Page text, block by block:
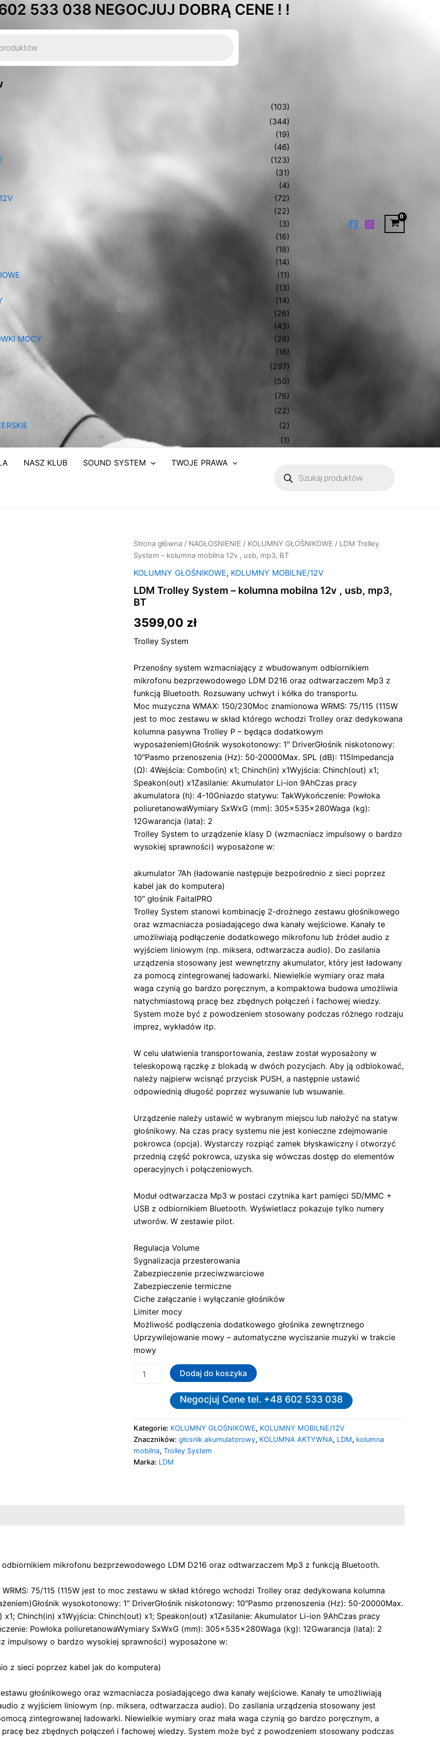
533 038 NEGOCJUJ DOBRĄ CENE ! !
(103)
(344)
(19)
(46)
(123)
(31)
(4)
(72)
(22)
(3)
(16)
(18)
(14)
(11)
(13)
(14)
(26)
(43)
MOCY
(26)
(16)
(297)
(50)
(76)
(22)
(2)
(1)
NASZ KLUB SOUND SYSTEM TWOJE PRAWA
produktów
Strona główna / NAGŁOSNIENIE / KOLUMNY GŁOŚNIKOWE / LDM Trolley
System – kolumna mobilna 12v , usb, mp3, BT
KOLUMNY GŁOŚNIKOWE, KOLUMNY MOBILNE/12V
LDM Trolley System – kolumna mobilna 12v , usb, mp3,
BT
3599,00 zł
Trolley System
Przenośny system wzmacniający z wbudowanym odbiornikiem
mikrofonu bezprzewodowego LDM D216 oraz odtwarzaczem Mp3 z
funkcją Bluetooth. Rozsuwany uchwyt i kółka do transportu.
Moc muzyczna WMAX: 150/230Moc znamionowa WRMS: 75/115 (115W
jest to moc zestawu w skład którego wchodzi Trolley oraz dedykowana
kolumna pasywna Trolley P – będąca dodatkowym
wyposażeniem)Głośnik wysokotonowy: 1″ DriverGłośnik niskotonowy:
10″Pasmo przenoszenia (Hz): 50-20000Max. SPL (dB): 115Impedancja
(Ω): 4Wejścia: Combo(in) x1; Chinch(in) x1Wyjścia: Chinch(out) x1;
Speakon(out) x1Zasilanie: Akumulator Li-ion 9AhCzas pracy
akumulatora (h): 4-10Gniazdo statywu: TakWykończenie: Powłoka
poliuretanowaWymiary SxWxG (mm): 305x535x280Waga (kg):
12Gwarancja (lata): 2
Trolley System to urządzenie klasy D (wzmacniacz impulsowy o bardzo
wysokiej sprawności) wyposażone w:
akumulator 7Ah (ładowanie następuje bezpośrednio z sieci poprzez
kabel jak do komputera)
10″ głośnik FaitalPRO
Trolley System stanowi kombinację 2-drożnego zestawu głośnikowego
oraz wzmacniacza posiadającego dwa kanały wejściowe. Kanały te
umożliwiają podłączenie dodatkowego mikrofonu lub źródeł audio z
wyjściem liniowym (np. miksera, odtwarzacza audio). Do zasilania
urządzenia stosowany jest wewnętrzny akumulator, który jest ładowany
za pomocą zintegrowanej ładowarki. Niewielkie wymiary oraz mała
waga czynią go bardzo poręcznym, a kompaktowa budowa umożliwia
natychmiastową pracę bez zbędnych połączeń i fachowej wiedzy.
System może być z powodzeniem stosowany podczas różnego rodzaju
imprez, wykładów itp.
W celu ułatwienia transportowania, zestaw został wyposażony w
teleskopową rączkę z blokadą w dwóch pozycjach. Aby ją odblokować,
należy najpierw wcisnąć przycisk PUSH, a następnie ustawić
odpowiednią długość poprzez wysuwanie lub wsuwanie.
Urządzenie należy ustawić w wybranym miejscu lub nałożyć na statyw
głośnikowy. Na czas pracy systemu nie jest konieczne zdejmowanie
pokrowca (opcja). Wystarczy rozpiąć zamek błyskawiczny i otworzyć
przednią część pokrowca, uzyska się wówczas dostęp do elementów
operacyjnych i połączeniowych.
Moduł odtwarzacza Mp3 w postaci czytnika kart pamięci SD/MMC +
USB z odbiornikiem Bluetooth. Wyświetlacz pokazuje tylko numery
utworów. W zestawie pilot.
Regulacja Volume
Sygnalizacja przesterowania
Zabezpieczenie przeciwzwarciowe
Zabezpieczenie termiczne
Ciche załączanie i wyłączanie głośników
Limiter mocy
Możliwość podłączenia dodatkowego głośnika zewnętrznego
Uprzywilejowanie mowy – automatyczne wyciszanie muzyki w trakcie
mowy
ilość
LDM
Trolley
System
kolumna
mobilna
,
mp3,
Dodaj do koszyka
Negocjuj Cene tel. +48 602 533 038
Kategorie: KOLUMNY GŁOŚNIKOWE, KOLUMNY MOBILNE/12V
Znaczników: głosnik akumulatorowy, KOLUMNA AKTYWNA, LDM, kolumna
mobilna, Trolley System
Marka: LDM
mikrofonu bezprzewodowego LDM D216 oraz odtwarzaczem Mp3 z funkcją Bluetooth.
75/115 (115W jest to moc zestawu w skład którego wchodzi Trolley oraz dedykowana kolumna
wysokotonowy: 1″ DriverGłośnik niskotonowy: 10″Pasmo przenoszenia (Hz): 50-20000Max.
Chinch(in) x1Wyjścia: Chinch(out) x1; Speakon(out) x1Zasilanie: Akumulator Li-ion 9AhCzas pracy
Powłoka poliuretanowaWymiary SxWxG (mm): 305x535x280Waga (kg): 12Gwarancja (lata): 2
impulsowy o bardzo wysokiej sprawności) wyposażone w:
z sieci poprzez kabel jak do komputera)
głośnikowego oraz wzmacniacza posiadającego dwa kanały wejściowe. Kanały te umożliwiają
z wyjściem liniowym (np. miksera, odtwarzacza audio). Do zasilania urządzenia stosowany jest
zintegrowanej ładowarki. Niewielkie wymiary oraz mała waga czynią go bardzo poręcznym, a
bez zbędnych połączeń i fachowej wiedzy. System może być z powodzeniem stosowany podczas